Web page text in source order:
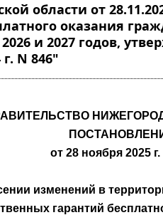
области от
оказания
и 2027 годов,
N 846"
от 28 ноября 2025 г.
изменений в
гарантий